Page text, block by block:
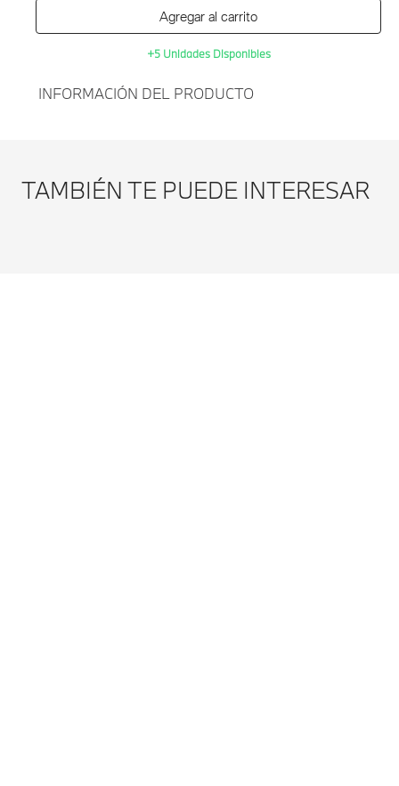
Agregar al carrito
+5 Unidades Disponibles
INFORMACIÓN DEL PRODUCTO
MOTORSPORT RACER X
CAO FEI UNISEX-NEGRO-
TAMBIÉN TE PUEDE INTERESAR